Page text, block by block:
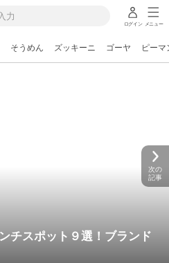
ログイン メニュー
そうめん ズッキーニ ゴーヤ ピーマ
チスポット９選！ブランド
次の
記事